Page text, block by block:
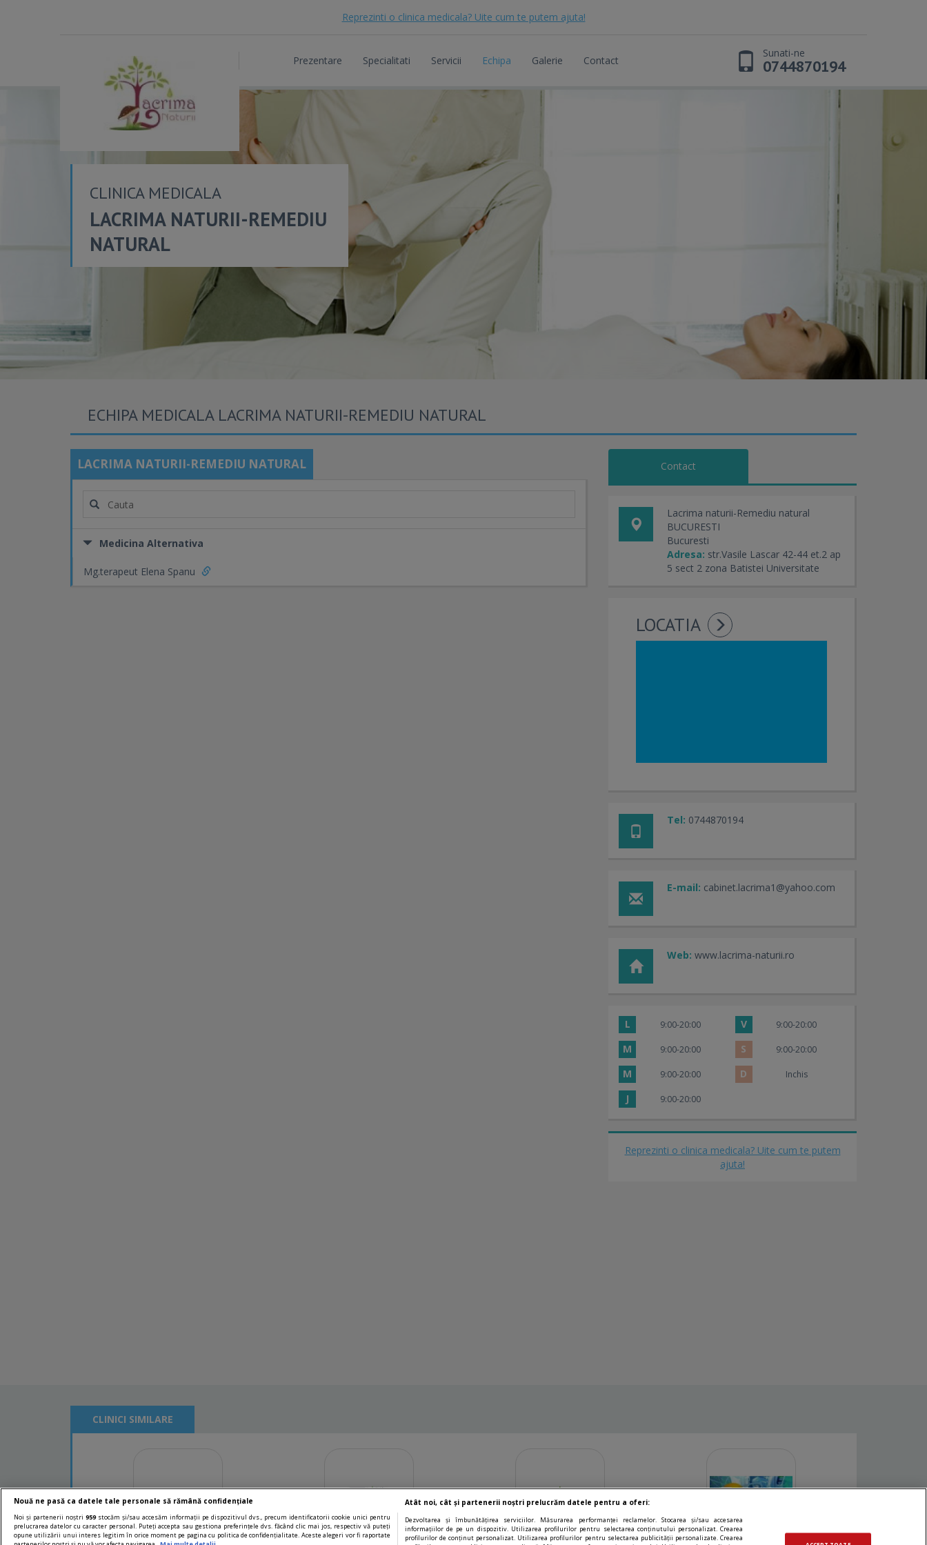
Reprezinti o clinica medicala? Uite cum te putem ajuta!
Prezentare Specialitati Servicii Echipa Galerie Contact
Sunati-ne
0744870194
CLINICA MEDICALA
LACRIMA NATURII-REMEDIU
NATURAL
ECHIPA MEDICALA LACRIMA NATURII-REMEDIU NATURAL
LACRIMA NATURII-REMEDIU NATURAL
Medicina Alternativa
Mg.terapeut Elena Spanu
Contact
Lacrima naturii-Remediu natural
BUCURESTI
Bucuresti
Adresa: str.Vasile Lascar 42-44 et.2 ap
5 sect 2 zona Batistei Universitate
LOCATIA
Tel: 0744870194
E-mail: cabinet.lacrima1@yahoo.com
Web: www.lacrima-naturii.ro
L 9:00-20:00 V 9:00-20:00
M 9:00-20:00 S 9:00-20:00
M 9:00-20:00 D Inchis
J 9:00-20:00
Reprezinti o clinica medicala? Uite cum te putem
ajuta!
CLINICI SIMILARE
Nouă ne pasă ca datele tale personale să rămână confidențiale
Noi și partenerii noștri 959stocăm și/sau accesăm informații pe dispozitivul dvs., precum identificatorii cookie unici pentru
prelucrarea datelor cu caracter personal. Puteți accepta sau gestiona preferințele dvs. făcând clic mai jos, respectiv vă puteți
opune utilizării unui interes legitim în orice moment pe pagina cu politica de confidențialitate. Aceste alegeri vor fi raportate
Atât noi, cât și partenerii noștri prelucrăm datele pentru a oferi:
Dezvoltarea și îmbunătățirea serviciilor. Măsurarea performanței reclamelor. Stocarea și/sau accesarea
informațiilor de pe un dispozitiv. Utilizarea profilurilor pentru selectarea conținutului personalizat. Crearea
profilurilor de conținut personalizat. Utilizarea profilurilor pentru selectarea publicității personalizate. Crearea